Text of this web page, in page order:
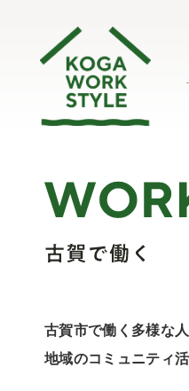
古賀市で働く多様な
地域のコミュニティ